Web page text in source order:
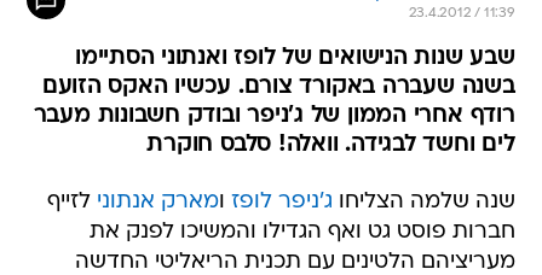
23.4.2012 / 11:39
שבע שנות הנישואים של לופז ואנתוני הסתיימו
בשנה שעברה באקורד צורם. עכשיו האקס הזועם
רודף אחרי הממון של ג'ניפר ובודק חשבונות מעבר
לים וחשד לבגידה. וואלה! סלבס חוקרת
שנה שלמה הצליחו ג'ניפר לופז ומארק אנתוני לזייף
חברות פוסט גט ואף הגדילו והמשיכו לפנק את
מעריציהם הלטינים עם תכנית הריאליטי החדשה